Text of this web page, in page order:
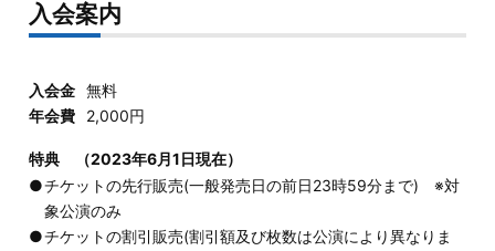
入会案内
入会金 無料
年会費
2,000円
特典 （2023年6月1日現在）
チケットの先行販売(一般発売日の前日23時59分まで) ※対
象公演のみ
チケットの割引販売(割引額及び枚数は公演により異なりま